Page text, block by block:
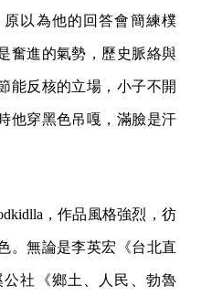
以為他的回答會簡練樸
奮進的氣勢，歷史脈絡與
能反核的立場，小子不開
他穿黑色吊嘎，滿臉是汗
，作品風格強烈，彷
。無論是李英宏《台北直
社《鄉土、人民、勃魯